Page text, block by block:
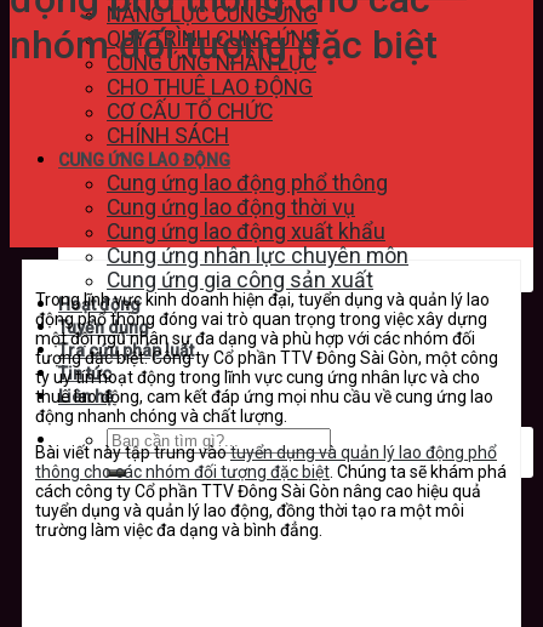
NĂNG LỰC CUNG ỨNG
QUY TRÌNH CUNG ỨNG
CUNG ỨNG NHÂN LỰC
CHO THUÊ LAO ĐỘNG
CƠ CẤU TỔ CHỨC
CHÍNH SÁCH
CUNG ỨNG LAO ĐỘNG
Cung ứng lao động phổ thông
Cung ứng lao động thời vụ
Cung ứng lao động xuất khẩu
Cung ứng nhân lực chuyên môn
Cung ứng gia công sản xuất
Hoạt động
Tuyển dụng
Tra cứu pháp luật
Tin tức
Liên hệ
nhóm đối tượng đặc biệt
Trong lĩnh vực kinh doanh hiện đại, tuyển dụng và quản lý lao
động phổ thông đóng vai trò quan trọng trong việc xây dựng
một đội ngũ nhân sự đa dạng và phù hợp với các nhóm đối
tượng đặc biệt. Công ty Cổ phần TTV Đông Sài Gòn, một công
ty uy tín hoạt động trong lĩnh vực cung ứng nhân lực và cho
thuê lao động, cam kết đáp ứng mọi nhu cầu về cung ứng lao
động nhanh chóng và chất lượng.
Bài viết này tập trung vàotuyển dụng và quản lý lao động phổ
thông cho các nhóm đối tượng đặc biệt . Chúng ta sẽ khám phá
cách công ty Cổ phần TTV Đông Sài Gòn nâng cao hiệu quả
tuyển dụng và quản lý lao động, đồng thời tạo ra một môi
trường làm việc đa dạng và bình đẳng.